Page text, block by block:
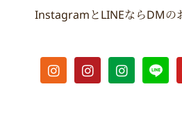
InstagramとLINEならDMの
I
n
s
I
n
s
I
n
s